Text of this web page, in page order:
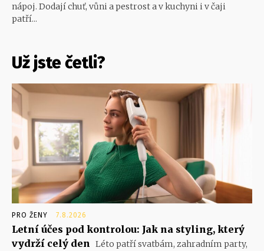
nápoj. Dodají chuť, vůni a pestrost a v kuchyni i v čaji
patří...
Už jste četli?
PRO ŽENY 7.8.2026
Letní účes pod kontrolou: Jak na styling, který
vydrží celý den
Léto patří svatbám, zahradním party,